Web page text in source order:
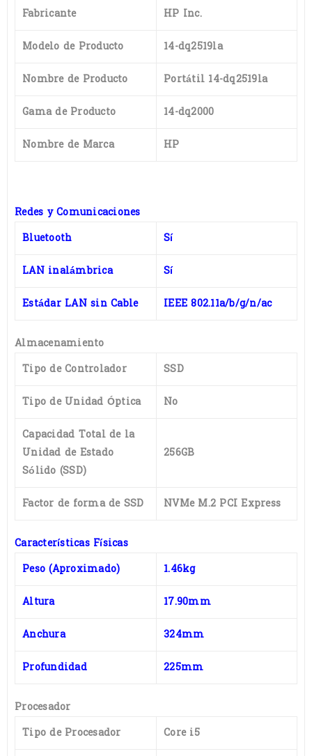
Fabricante
HP Inc.
Modelo de Producto
14-dq2519la
Nombre de Producto
Portátil 14-dq2519la
Gama de Producto
14-dq2000
Nombre de Marca
HP
Redes y Comunicaciones
Bluetooth
Sí
LAN inalámbrica
Sí
Estádar LAN sin Cable
IEEE 802.11a/b/g/n/ac
Almacenamiento
Tipo de Controlador
SSD
Tipo de Unidad Óptica
No
Capacidad Total de la
Unidad de Estado
Sólido (SSD)
256GB
Factor de forma de SSD NVMe M.2 PCI Express
Características Físicas
Peso (Aproximado)
1.46kg
Altura
17.90mm
Anchura
324mm
Profundidad
225mm
Procesador
Tipo de Procesador
Core i5